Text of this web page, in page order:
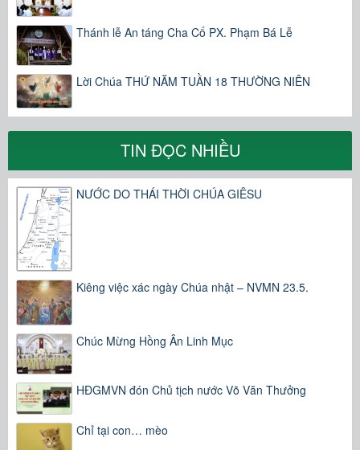
Thánh lễ An táng Cha Cố PX. Phạm Bá Lễ
Lời Chúa THỨ NĂM TUẦN 18 THƯỜNG NIÊN
TIN ĐỌC NHIỀU
NƯỚC DO THÁI THỜI CHÚA GIÊSU
Kiêng việc xác ngày Chúa nhật – NVMN 23.5.
Chúc Mừng Hồng Ân Linh Mục
HĐGMVN đón Chủ tịch nước Võ Văn Thưởng
Chỉ tại con… mèo